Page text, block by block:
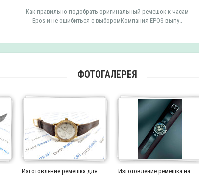
Как правильно подобрать оригинальный ремешок к часам
Epos и не ошибиться с выборомКомпания EPOS выпу..
ФОТОГАЛЕРЕЯ
Изготовление ремешка для
Изготовление ремешка на